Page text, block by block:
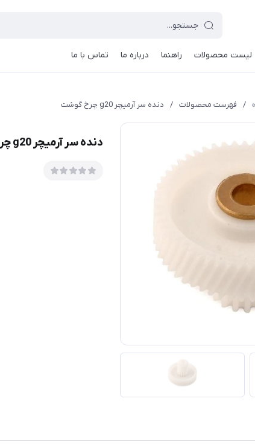
لیست محصولات راهنما درباره ما تماس با ما
/ فهرست محصولات / دنده سر آرمیچر g20 چرخ گوشت
دنده سر آرمیچر g20 چرخ گوشت